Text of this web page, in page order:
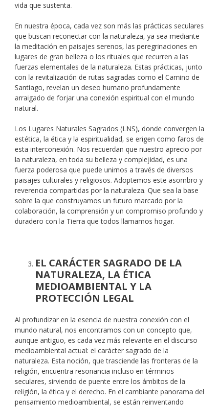
vida que sustenta.
En nuestra época, cada vez son más las prácticas seculares
que buscan reconectar con la naturaleza, ya sea mediante
la meditación en paisajes serenos, las peregrinaciones en
lugares de gran belleza o los rituales que recurren a las
fuerzas elementales de la naturaleza. Estas prácticas, junto
con la revitalización de rutas sagradas como el Camino de
Santiago, revelan un deseo humano profundamente
arraigado de forjar una conexión espiritual con el mundo
natural.
Los Lugares Naturales Sagrados (LNS), donde convergen la
estética, la ética y la espiritualidad, se erigen como faros de
esta interconexión. Nos recuerdan que nuestro aprecio por
la naturaleza, en toda su belleza y complejidad, es una
fuerza poderosa que puede unirnos a través de diversos
paisajes culturales y religiosos. Adoptemos este asombro y
reverencia compartidas por la naturaleza. Que sea la base
sobre la que construyamos un futuro marcado por la
colaboración, la comprensión y un compromiso profundo y
duradero con la Tierra que todos llamamos hogar.
EL CARÁCTER SAGRADO DE LA
NATURALEZA, LA ÉTICA
MEDIOAMBIENTAL Y LA
PROTECCIÓN LEGAL
Al profundizar en la esencia de nuestra conexión con el
mundo natural, nos encontramos con un concepto que,
aunque antiguo, es cada vez más relevante en el discurso
medioambiental actual: el carácter sagrado de la
naturaleza. Esta noción, que trasciende las fronteras de la
religión, encuentra resonancia incluso en términos
seculares, sirviendo de puente entre los ámbitos de la
religión, la ética y el derecho. En el cambiante panorama del
pensamiento medioambiental, se están reinventando